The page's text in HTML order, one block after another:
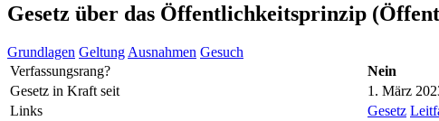
Gesetz über das Öffentlichkeitsprinzip
Grundlagen Geltung Ausnahmen Gesuch
Verfassungsrang?
Nein
Gesetz in Kraft seit
1. März
Links
Gesetz